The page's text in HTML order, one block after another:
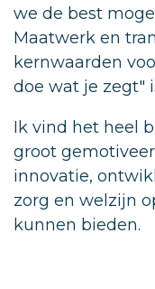
we de best
Maatwerk en
kernwaarden
doe wat je zegt"
Ik vind het heel
groot
innovatie,
zorg en welzijn
kunnen bieden.